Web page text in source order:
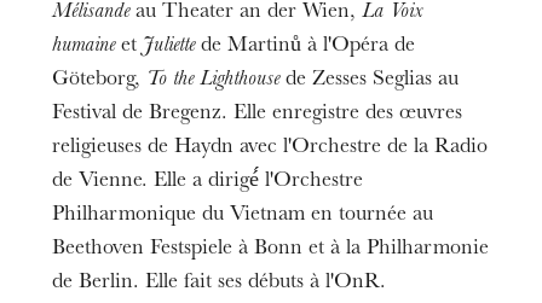
Mélisandeau Theater an der Wien,La Voix
humaineet Juliettede Martinů à l'Opéra de
Göteborg, To the Lighthousede Zesses Seglias au
Festival de Bregenz. Elle enregistre des œuvres
religieuses de Haydn avec l'Orchestre de la Radio
de Vienne. Elle a dirigé́ l'Orchestre
Philharmonique du Vietnam en tournée au
Beethoven Festspiele à Bonn et à la Philharmonie
de Berlin. Elle fait ses débuts à l'OnR.